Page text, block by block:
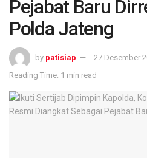
Pejabat Baru
Polda Jateng
by patisiap
27 Desember
Reading Time: 1 min read